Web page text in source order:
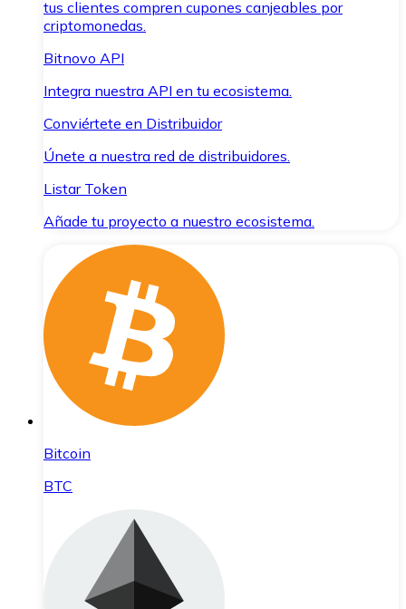
tus clientes compren cupones canjeables por
criptomonedas.
Bitnovo API
Integra nuestra API en tu ecosistema.
Conviértete en Distribuidor
Únete a nuestra red de distribuidores.
Listar Token
Añade tu proyecto a nuestro ecosistema.
Bitcoin
BTC